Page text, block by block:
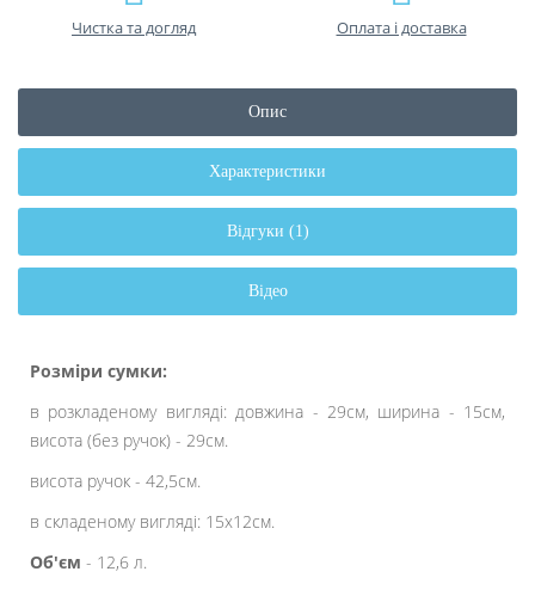
Чистка та догляд Оплата і доставка
Опис
Характеристики
Відгуки (1)
Відео
Розміри сумки:
в розкладеному вигляді: довжина - 29см, ширина - 15см,
висота (без ручок) - 29см.
висота ручок - 42,5см.
в складеному вигляді: 15х12см.
Об'єм - 12,6 л.